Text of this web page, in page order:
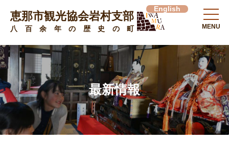
恵那市観光協会岩村支部
八百余年の歴史の町
English
MENU
最新情報